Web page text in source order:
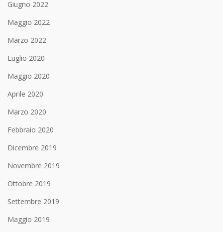
Giugno 2022
Maggio 2022
Marzo 2022
Luglio 2020
Maggio 2020
Aprile 2020
Marzo 2020
Febbraio 2020
Dicembre 2019
Novembre 2019
Ottobre 2019
Settembre 2019
Maggio 2019